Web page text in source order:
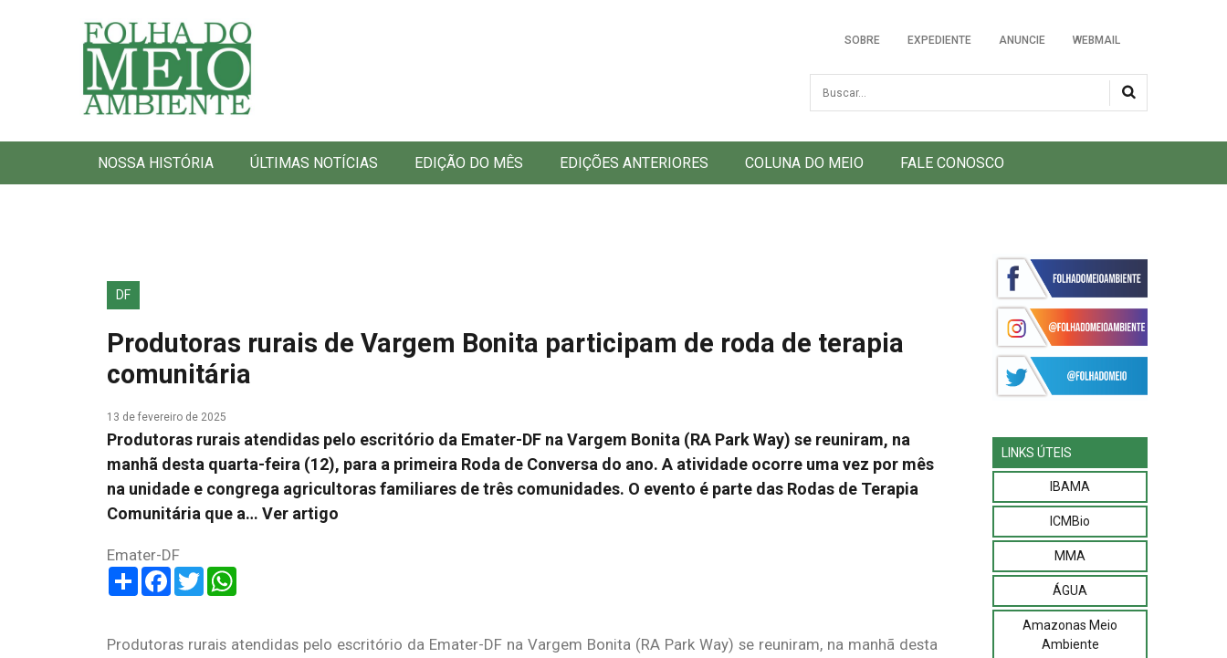
Folha do Meio Ambiente
SOBRE EXPEDIENTE ANUNCIE WEBMAIL
Busca
NOSSA HISTÓRIA ÚLTIMAS NOTÍCIAS EDIÇÃO DO MÊS EDIÇÕES ANTERIORES COLUNA DO MEIO FALE CONOSCO
DF
Produtoras rurais de Vargem Bonita participam de roda de terapia
comunitária
13 de fevereiro de 2025
Produtoras rurais atendidas pelo escritório da Emater-DF na Vargem Bonita (RA Park Way) se reuniram, na
manhã desta quarta-feira (12), para a primeira Roda de Conversa do ano. A atividade ocorre uma vez por mês
na unidade e congrega agricultoras familiares de três comunidades. O evento é parte das Rodas de Terapia
Comunitária que a… Ver artigo
Emater-DF
ShareFacebook
Twitter
Produtoras rurais atendidas pelo escritório da Emater-DF na Vargem Bonita (RA Park Way) se reuniram, na manhã desta
LINKS ÚTEIS
IBAMA
ICMBio
MMA
ÁGUA
Amazonas Meio
Ambiente